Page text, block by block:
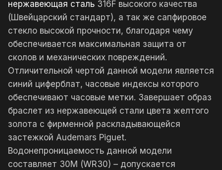
нержавеющая сталь 316F высокого качества
(Швейцарский стандарт), а так же сапфировое
стекло высокой прочности, благодаря чему
обеспечивается максимальная защита от
сколов и механических повреждений.
Отличительной чертой данной модели является
синий циферблат, часовые индексы которого
обеспечивают часовые метки. Завершает образ
браслет из нержавеющей стали цвета желтого
золота с фирменной раскладывающейся
застежкой Audemars Piguet.
Водонепроницаемость данной модели
составляет 30М (WR30) – допускается